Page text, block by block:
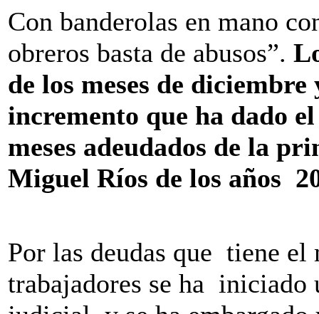
Con banderolas en mano
obreros basta de abusos”.
de los meses de
incremento que ha dado
meses adeudados de la
Miguel Ríos de los años
Por las deudas que tiene
trabajadores se ha iniciado